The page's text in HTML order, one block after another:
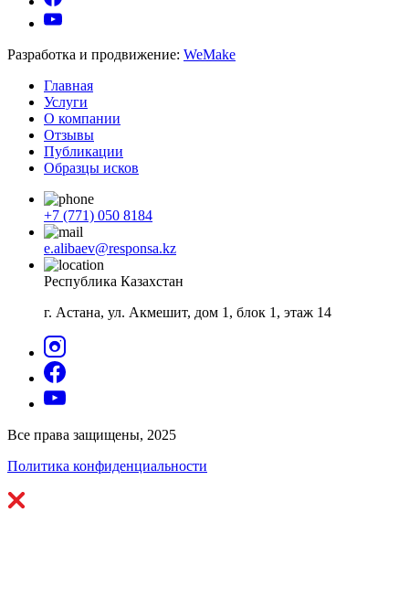
Разработка и продвижение: WeMake
Главная
Услуги
О компании
Отзывы
Публикации
Образцы исков
+7 (771) 050 8184
e.alibaev@responsa.kz
Республика Казахстан
г. Астана, ул. Акмешит, дом 1, блок 1, этаж 14
Все права защищены, 2025
Политика конфиденциальности